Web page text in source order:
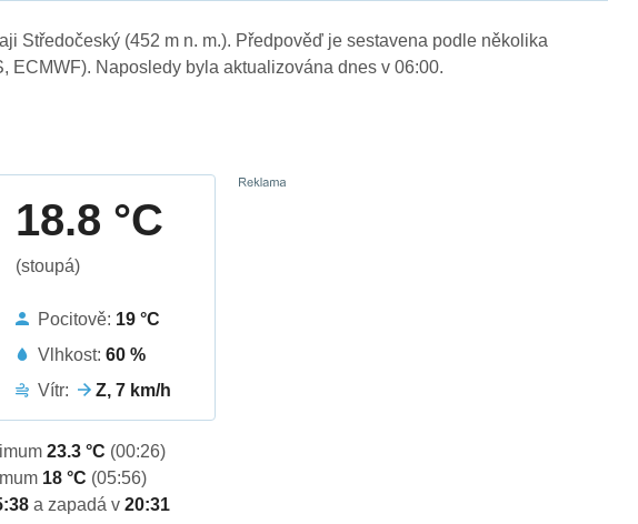
Středočeský (452 m n. m.). Předpověď je sestavena podle několika
ECMWF). Naposledy byla aktualizována dnes v 06:00.
18.8 °C
(stoupá)
Pocitově: 19 °C
Vlhkost:60 %
Vítr:
Z, 7 km/h
23.3 °C (00:26)
18 °C (05:56)
a zapadá v20:31